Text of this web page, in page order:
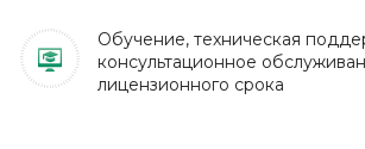
Обучение, техническая
консультационное
лицензионного срока